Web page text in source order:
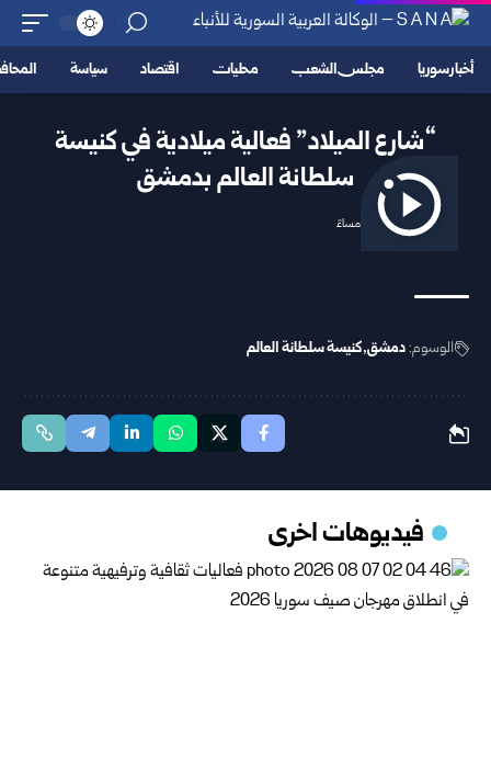
أخبار سوريا مجلس الشعب محليات اقتصاد سياسة
“شارع الميلاد” فعالية ميلادية في كنيسة
سلطانة العالم بدمشق
2025/12/21 11:12 مساءً
الوسوم:دمشق كنيسة سلطانة العالم
فيديوهات اخرى